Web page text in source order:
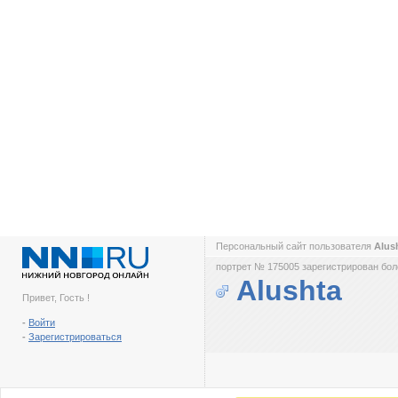
Привет, Гость !
- Войти
- Зарегистрироваться
Персональный сайт пользователя
портрет № 175005 зарегистрирован
Alushta